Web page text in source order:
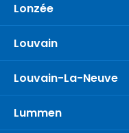
Lonzée
Louvain
Louvain-La-Neuve
Lummen